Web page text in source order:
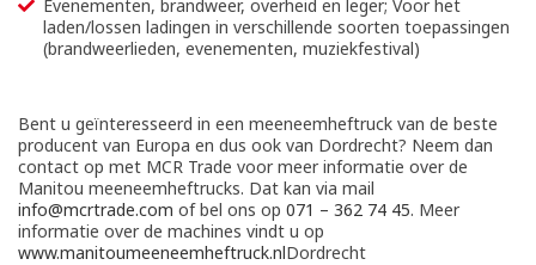
Evenementen, brandweer, overheid en leger; Voor het
laden/lossen ladingen in verschillende soorten toepassingen
(brandweerlieden, evenementen, muziekfestival)
Bent u geïnteresseerd in een meeneemheftruck van de beste
producent van Europa en dus ook van Dordrecht? Neem dan
contact op met MCR Trade voor meer informatie over de
Manitou meeneemheftrucks. Dat kan via mail
info@mcrtrade.com of bel ons op 071 – 362 74 45. Meer
informatie over de machines vindt u op
www.manitoumeeneemheftruck.nlDordrecht